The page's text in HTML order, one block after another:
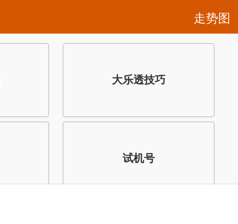
走势图
大乐透技巧
试机号